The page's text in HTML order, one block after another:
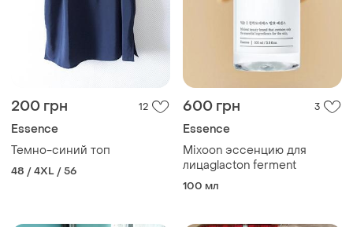
200 грн 12
Essence
Темно-синий топ
48 / 4XL / 56
600 грн 3
Essence
Mixoon эссенцию для
лицаglacton ferment
100 мл